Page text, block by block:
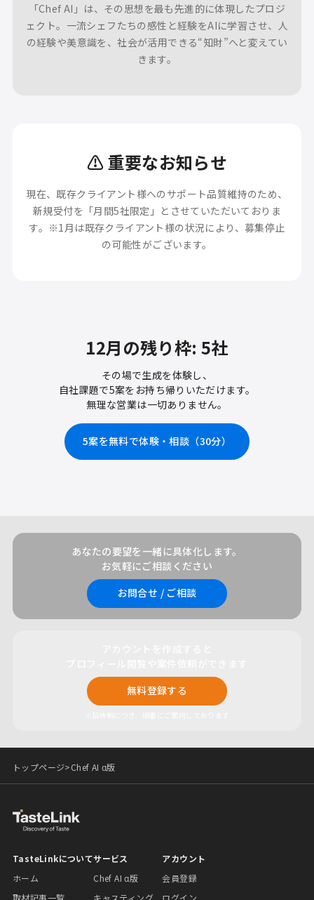
「Chef AI」は、その思想を最も先進的に体現したプロジ
ェクト。 一流シェフたちの感性と経験をAIに学習させ、
人
の経験や美意識を、社会が活用できる“知財”へと変えてい
きます。
⚠️ 重要なお知らせ
現在、既存クライアント様へのサポート品質維持のため、
新規受付を「月間5社限定」とさせていただいておりま
す。 ※1月は既存クライアント様の状況により、募集停止
の可能性がございます。
12月の残り枠: 5社
その場で生成を体験し、
自社課題で5案をお持ち帰りいただけます。
無理な営業は一切ありません。
5案を無料で体験・相談（30分）
あなたの要望を一緒に具体化します。
お気軽にご相談ください
お問合せ / ご相談
無料登録する
トップページ>Chef AI α版
TasteLinkについて
ホーム
取材記事一覧
サービス
Chef AI α版
キャスティング
アカウント
会員登録
ログイン